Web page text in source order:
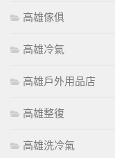
高雄傢俱
高雄冷氣
高雄戶外用品店
高雄整復
高雄洗冷氣